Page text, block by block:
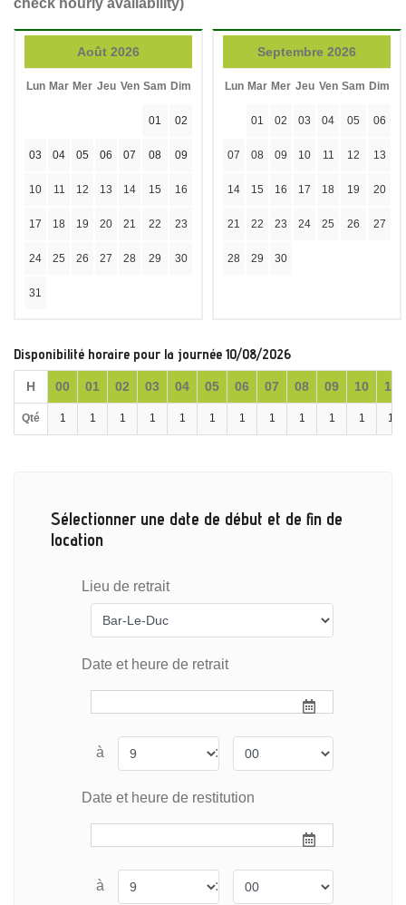
check hourly availability)
Août 2026
Lun Mar Mer Jeu Ven Sam Dim
01 02
03 04 05 06 07 08 09
10 11 12 13 14 15 16
17 18 19 20 21 22 23
24 25 26 27 28 29 30
31
Septembre 2026
Lun Mar Mer Jeu Ven Sam Dim
01 02 03 04 05 06
07 08 09 10 11 12 13
14 15 16 17 18 19 20
21 22 23 24 25 26 27
28 29 30
Disponibilité horaire pour la journée 10/08/2026
H 00 01 02 03 04 05 06 07 08 09 10 11
Qté 1 1 1 1 1 1 1 1 1 1 1 1
Sélectionner une date de début et de fin de
location
Lieu de retrait
Date et heure de retrait
à :
Date et heure de restitution
à :